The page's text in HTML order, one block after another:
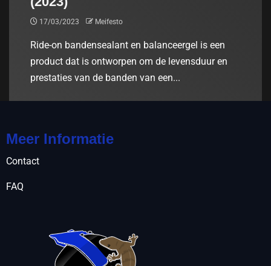
17/03/2023 Meifesto
Ride-on bandensealant en balanceergel is een
product dat is ontworpen om de levensduur en
prestaties van de banden van een...
Meer Informatie
Contact
FAQ